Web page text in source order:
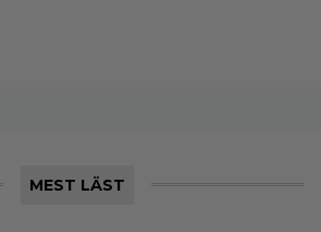
MEST LÄST